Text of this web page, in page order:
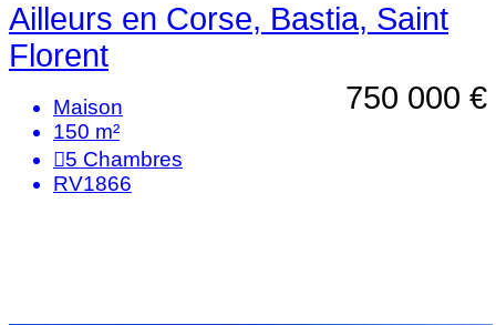
Ailleurs en Corse, Bastia, Saint
Florent
750 000 €
Maison
150 m²
5 Chambres
RV1866